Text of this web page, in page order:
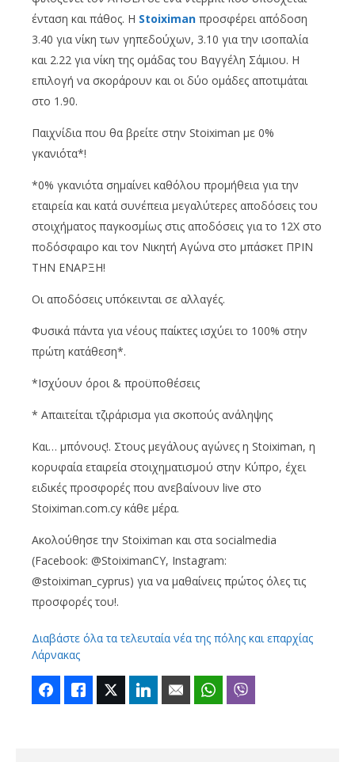
ένταση και πάθος. Η Stoiximan προσφέρει απόδοση
3.40 για νίκη των γηπεδούχων, 3.10 για την ισοπαλία
και 2.22 για νίκη της ομάδας του Βαγγέλη Σάμιου. Η
επιλογή να σκοράρουν και οι δύο ομάδες αποτιμάται
στο 1.90.
Παιχνίδια που θα βρείτε στην Stoiximan με 0%
γκανιότα*!
*0% γκανιότα σημαίνει καθόλου προμήθεια για την
εταιρεία και κατά συνέπεια μεγαλύτερες αποδόσεις του
στοιχήματος παγκοσμίως στις αποδόσεις για το 12Χ στο
ποδόσφαιρο και τον Νικητή Αγώνα στο μπάσκετ ΠΡΙΝ
ΤΗΝ ΕΝΑΡΞΗ!
Οι αποδόσεις υπόκεινται σε αλλαγές.
Φυσικά πάντα για νέους παίκτες ισχύει το 100% στην
πρώτη κατάθεση*.
*Ισχύουν όροι & προϋποθέσεις
* Απαιτείται τζιράρισμα για σκοπούς ανάληψης
Και… μπόνους!. Στους μεγάλους αγώνες η Stoiximan, η
κορυφαία εταιρεία στοιχηματισμού στην Κύπρο, έχει
ειδικές προσφορές που ανεβαίνουν live στο
Stoiximan.com.cy κάθε μέρα.
Ακολούθησε την Stoiximan και στα socialmedia
(Facebook: @StoiximanCY, Instagram:
@stoiximan_cyprus) για να μαθαίνεις πρώτος όλες τις
προσφορές του!.
Διαβάστε όλα τα τελευταία νέα της πόλης και επαρχίας
Λάρνακας
FacebookLike Twitter LinkedIn Email WhatsApp